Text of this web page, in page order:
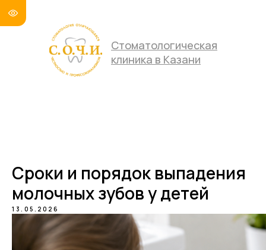
Стоматологическая
клиника в Казани
Сроки и порядок выпадения
молочных зубов у детей
13.05.2026